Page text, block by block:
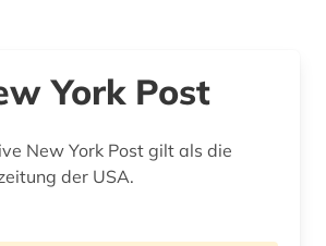
York Post
New York Post gilt als die
der USA.